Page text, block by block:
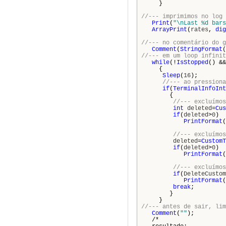
}
//--- imprimimos no log
Print ( "\nLast %d
ArrayPrint ( rates,
//--- no comentário do
Comment (StringFormat (
//--- em um loop
while(! IsStopped()
{
Sleep( 16 );
//--- ao
if(
{
//--- excluímos
int deleted=
if(deleted>0 )
PrintFormat (
//---
deleted=
if(deleted>0 )
PrintFormat (
//---
if(
PrintFormat (
break;
}
}
//--- antes de sair,
Comment ( "" );
/*